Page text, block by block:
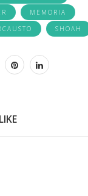
MEMORIA
SHOAH